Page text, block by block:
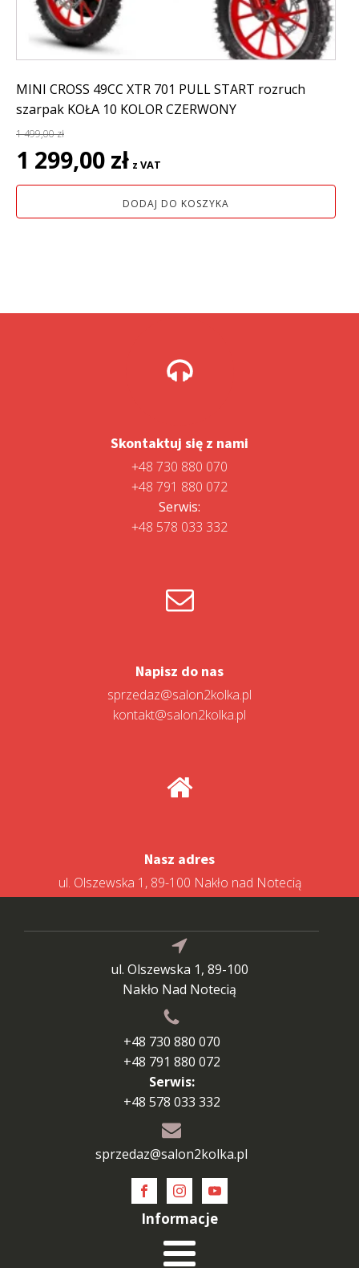
MINI CROSS 49CC XTR 701 PULL START rozruch
szarpak KOŁA 10 KOLOR CZERWONY
1 499,00zł
Pierwotna
cena
wynosiła:
1 299,00 zł cena
wynosi:
1
z VAT
DODAJ DO KOSZYKA
Skontaktuj się z nami
+48 730 880 070
+48 791 880 072
Serwis:
+48 578 033 332
Napisz do nas
sprzedaz@salon2kolka.pl
kontakt@salon2kolka.pl
Nasz adres
ul. Olszewska 1, 89-100 Nakło nad Notecią
ul. Olszewska 1, 89-100
Nakło Nad Notecią
+48 730 880 070
+48 791 880 072
Serwis:
+48 578 033 332
sprzedaz@salon2kolka.pl
Informacje